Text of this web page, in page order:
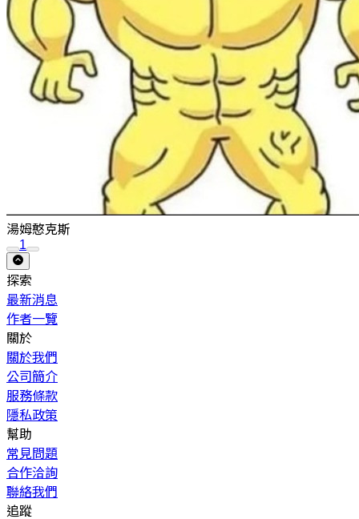
湯姆憨克斯
1
探索
最新消息
作者一覽
關於
關於我們
公司簡介
服務條款
隱私政策
幫助
常見問題
合作洽詢
聯絡我們
追蹤